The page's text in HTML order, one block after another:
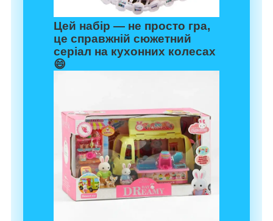
Цей набір — не просто гра,
це справжній сюжетний
серіал на кухонних колесах
😄